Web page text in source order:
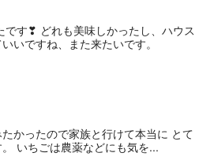
す❣ どれも美味しかったし、ハウス
いですね、また来たいです。
かったので家族と行けて本当に とて
いちごは農薬などにも気を...